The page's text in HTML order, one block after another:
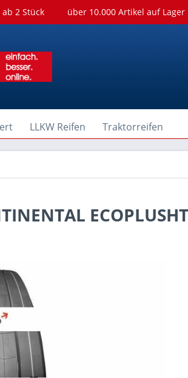
2 Stück über 10.000 Artikel auf Lager
LLKW Reifen Traktorreifen